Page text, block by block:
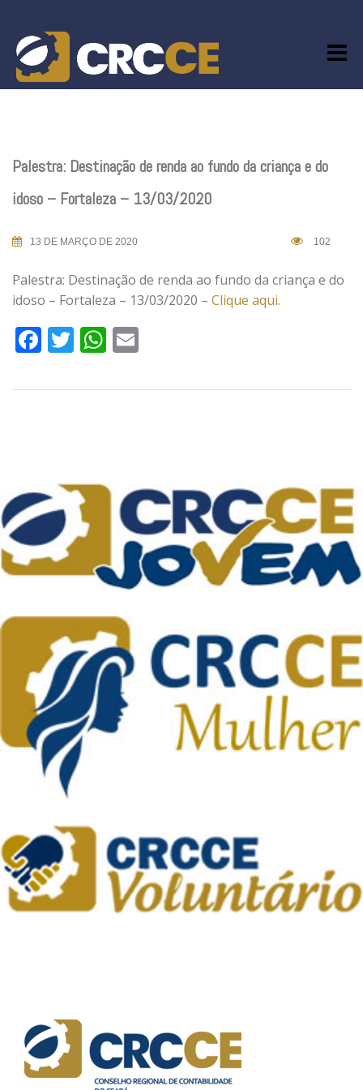
content
Palestra: Destinação de renda ao fundo da criança e do
idoso – Fortaleza – 13/03/2020
13 DE MARÇO DE 2020 102
Palestra: Destinação de renda ao fundo da criança e do
idoso – Fortaleza – 13/03/2020 – Clique aqui.
Facebook
TwitterWhatsApp